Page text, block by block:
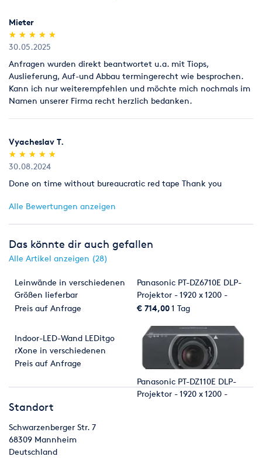
Mieter
(*)
★
★
(*) ★
★
(*) ★
★
(*) ★
★
(*) ★
★
30.05.2025
Anfragen wurden direkt beantwortet u.a. mit Tiops,
Auslieferung, Auf-und Abbau termingerecht wie besprochen.
Kann ich nur weiterempfehlen und möchte mich nochmals im
Namen unserer Firma recht herzlich bedanken.
Vyacheslav T.
(*)
★
★
(*) ★
★
(*) ★
★
(*) ★
★
(*) ★
★
30.08.2024
Done on time without bureaucratic red tape Thank you
Alle Bewertungen anzeigen
Das könnte dir auch gefallen
Alle Artikel anzeigen (28)
Leinwände in verschiedenen
Größen lieferbar
Preis auf Anfrage
Panasonic PT-DZ6710E DLP-
Projektor - 1920 x 1200 -
6.000 ANSI-Lumen
€ 714,001 Tag
Indoor-LED-Wand LEDitgo
rXone in verschiedenen
Größen
Preis auf Anfrage
Panasonic PT-DZ110E DLP-
Projektor - 1920 x 1200 -
Standort
Schwarzenberger Str. 7
68309 Mannheim
Deutschland